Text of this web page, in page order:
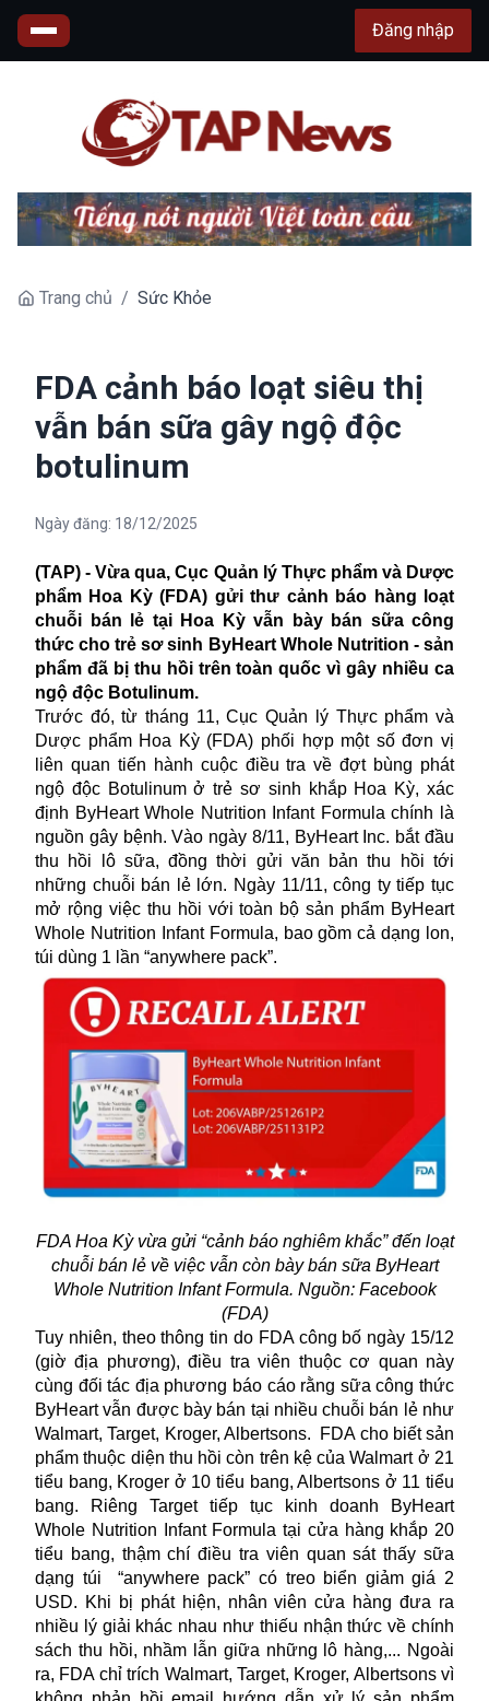
Đăng nhập
Trang chủ / Sức Khỏe
FDA cảnh báo loạt siêu thị
vẫn bán sữa gây ngộ độc
botulinum
Ngày đăng: 18/12/2025
(TAP) - Vừa qua, Cục Quản lý Thực phẩm và Dược
phẩm Hoa Kỳ (FDA) gửi thư cảnh báo hàng loạt
chuỗi bán lẻ tại Hoa Kỳ vẫn bày bán sữa công
thức cho trẻ sơ sinh ByHeart Whole Nutrition - sản
phẩm đã bị thu hồi trên toàn quốc vì gây nhiều ca
ngộ độc Botulinum.
Trước đó, từ tháng 11, Cục Quản lý Thực phẩm và
Dược phẩm Hoa Kỳ (FDA) phối hợp một số đơn vị
liên quan tiến hành cuộc điều tra về đợt bùng phát
ngộ độc Botulinum ở trẻ sơ sinh khắp Hoa Kỳ, xác
định ByHeart Whole Nutrition Infant Formula chính là
nguồn gây bệnh. Vào ngày 8/11, ByHeart Inc. bắt đầu
thu hồi lô sữa, đồng thời gửi văn bản thu hồi tới
những chuỗi bán lẻ lớn. Ngày 11/11, công ty tiếp tục
mở rộng việc thu hồi với toàn bộ sản phẩm ByHeart
Whole Nutrition Infant Formula, bao gồm cả dạng lon,
túi dùng 1 lần “anywhere pack”.
FDA Hoa Kỳ vừa gửi “cảnh báo nghiêm khắc” đến loạt
chuỗi bán lẻ về việc vẫn còn bày bán sữa ByHeart
Whole Nutrition Infant Formula. Nguồn: Facebook
(FDA)
Tuy nhiên, theo thông tin do FDA công bố ngày 15/12
(giờ địa phương), điều tra viên thuộc cơ quan này
cùng đối tác địa phương báo cáo rằng sữa công thức
ByHeart vẫn được bày bán tại nhiều chuỗi bán lẻ như
Walmart, Target, Kroger, Albertsons. FDA cho biết sản
phẩm thuộc diện thu hồi còn trên kệ của Walmart ở 21
tiểu bang, Kroger ở 10 tiểu bang, Albertsons ở 11 tiểu
bang. Riêng Target tiếp tục kinh doanh ByHeart
Whole Nutrition Infant Formula tại cửa hàng khắp 20
tiểu bang, thậm chí điều tra viên quan sát thấy sữa
dạng túi “anywhere pack” có treo biển giảm giá 2
USD. Khi bị phát hiện, nhân viên cửa hàng đưa ra
nhiều lý giải khác nhau như thiếu nhận thức về chính
sách thu hồi, nhầm lẫn giữa những lô hàng,... Ngoài
ra, FDA chỉ trích Walmart, Target, Kroger, Albertsons vì